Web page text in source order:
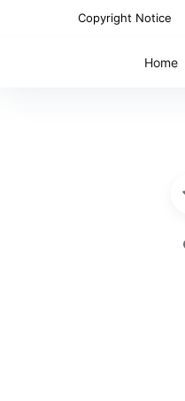
Copyright Notice
Home